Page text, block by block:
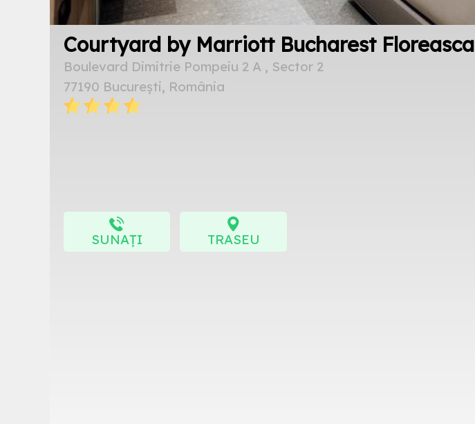
Courtyard by Marriott Bucharest Floreasca
Boulevard Dimitrie Pompeiu 2 A , Sector 2
77190 București, România
SUNAȚI TRASEU